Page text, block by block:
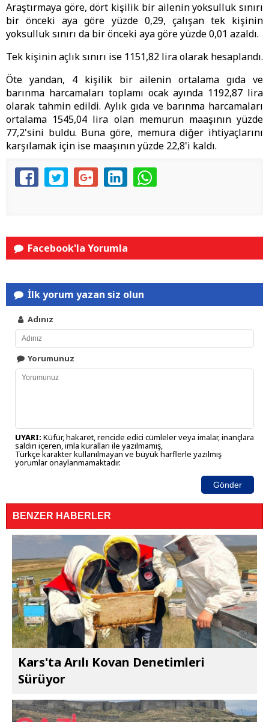
Araştırmaya göre, dört kişilik bir ailenin yoksulluk sınırı
bir önceki aya göre yüzde 0,29, çalışan tek kişinin
yoksulluk sınırı da bir önceki aya göre yüzde 0,01 azaldı.
Tek kişinin açlık sınırı ise 1151,82 lira olarak hesaplandı.
Öte yandan, 4 kişilik bir ailenin ortalama gıda ve
barınma harcamaları toplamı ocak ayında 1192,87 lira
olarak tahmin edildi. Aylık gıda ve barınma harcamaları
ortalama 1545,04 lira olan memurun maaşının yüzde
77,2'sini buldu. Buna göre, memura diğer ihtiyaçlarını
karşılamak için ise maaşının yüzde 22,8'i kaldı.
Facebook'la Yorumla
İlk yorum yazan siz olun
Adınız
Yorumunuz
UYARI: Küfür, hakaret, rencide edici cümleler veya imalar, inançlara
saldırı içeren, imla kuralları ile yazılmamış,
Türkçe karakter kullanılmayan ve büyük harflerle yazılmış
yorumlar onaylanmamaktadır.
Gönder
BENZER HABERLER
Kars'ta Arılı Kovan Denetimleri
Sürüyor